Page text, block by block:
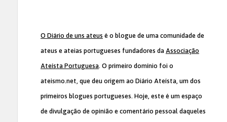
O Diário de uns ateus é o blogue de uma comunidade de
ateus e ateias portugueses fundadores da Associação
Ateísta Portuguesa. O primeiro domínio foi o
ateismo.net, que deu origem ao Diário Ateísta, um dos
primeiros blogues portugueses. Hoje, este é um espaço
de divulgação de opinião e comentário pessoal daqueles